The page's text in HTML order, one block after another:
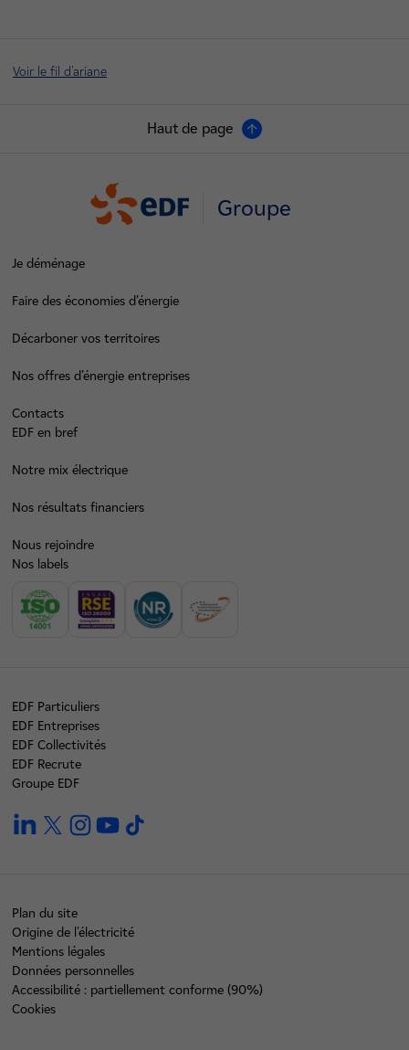
Voir le fil d'ariane
Haut de page
Groupe
Je déménage
Faire des économies d’énergie
Décarboner vos territoires
Nos offres d’énergie entreprises
Contacts
EDF en bref
Notre mix électrique
Nos résultats financiers
Nous rejoindre
Nos labels
EDF Particuliers
EDF Entreprises
EDF Collectivités
EDF Recrute
Groupe EDF
linkedintwitterinstagramyoutube
Plan du site
Origine de l'électricité
Mentions légales
Données personnelles
Accessibilité : partiellement conforme (90%)
Cookies